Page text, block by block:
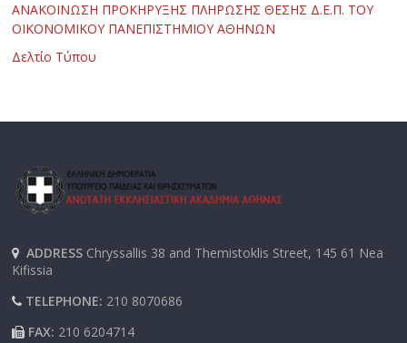
ΑΝΑΚΟΙΝΩΣΗ ΠΡΟΚΗΡΥΞΗΣ ΠΛΗΡΩΣΗΣ ΘΕΣΗΣ Δ.Ε.Π. ΤΟΥ
ΟΙΚΟΝΟΜΙΚΟΥ ΠΑΝΕΠΙΣΤΗΜΙΟΥ ΑΘΗΝΩΝ
Δελτίο Τύπου
ADDRESS Chryssallis 38 and Themistoklis Street, 145 61 Nea
Kifissia
TELEPHONE: 210 8070686
FAX: 210 6204714